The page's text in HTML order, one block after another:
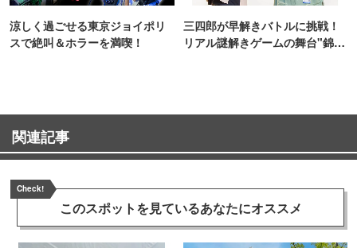
涼しく過ごせる東京ジョイポリ
スで絶叫＆ホラーを満喫！
三四郎が早解きバトルに挑戦！
リアル謎解きゲームの舞台"錦糸
関連記事
Check!
このスポットを見ているあなたにオススメ